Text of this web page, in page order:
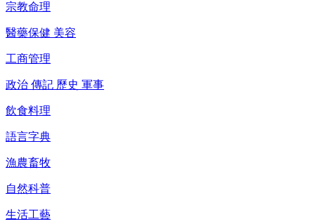
宗教命理
醫藥保健 美容
工商管理
政治 傳記 歷史 軍事
飲食料理
語言字典
漁農畜牧
自然科普
生活工藝